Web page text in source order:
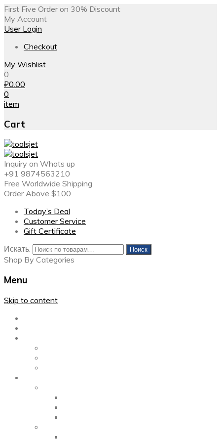
First Five Order on 30% Discount
My Account
User Login
Checkout
My Wishlist
0
₽0.00
0
item
Cart
Inquiry on Whats up
+91 9874563210
Free Worldwide Shipping
Order Above $100
Today’s Deal
Customer Service
Gift Certificate
Искать:
Поиск
Shop By Categories
Menu
Skip to content